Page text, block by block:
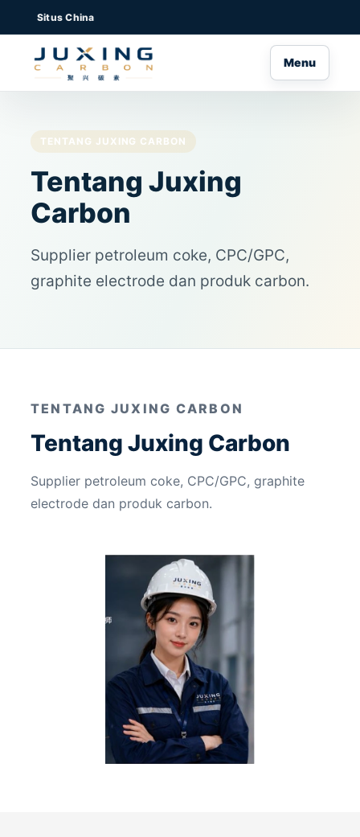
Situs China
Menu
TENTANG JUXING CARBON
Tentang Juxing
Carbon
Supplier petroleum coke, CPC/GPC,
graphite electrode dan produk carbon.
TENTANG JUXING CARBON
Tentang Juxing Carbon
Supplier petroleum coke, CPC/GPC, graphite
electrode dan produk carbon.